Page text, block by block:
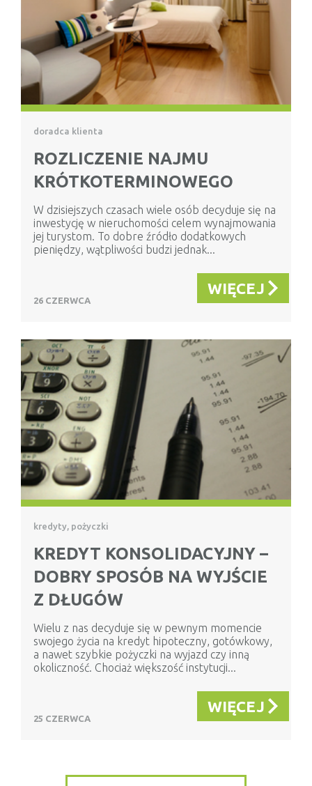
doradca klienta
ROZLICZENIE NAJMU
KRÓTKOTERMINOWEGO
W dzisiejszych czasach wiele osób decyduje się na
inwestycję w nieruchomości celem wynajmowania
jej turystom. To dobre źródło dodatkowych
pieniędzy, wątpliwości budzi jednak...
26 CZERWCA
WIĘCEJ
kredyty, pożyczki
KREDYT KONSOLIDACYJNY –
DOBRY SPOSÓB NA WYJŚCIE
Z DŁUGÓW
Wielu z nas decyduje się w pewnym momencie
swojego życia na kredyt hipoteczny, gotówkowy,
a nawet szybkie pożyczki na wyjazd czy inną
okoliczność. Chociaż większość instytucji...
25 CZERWCA
WIĘCEJ